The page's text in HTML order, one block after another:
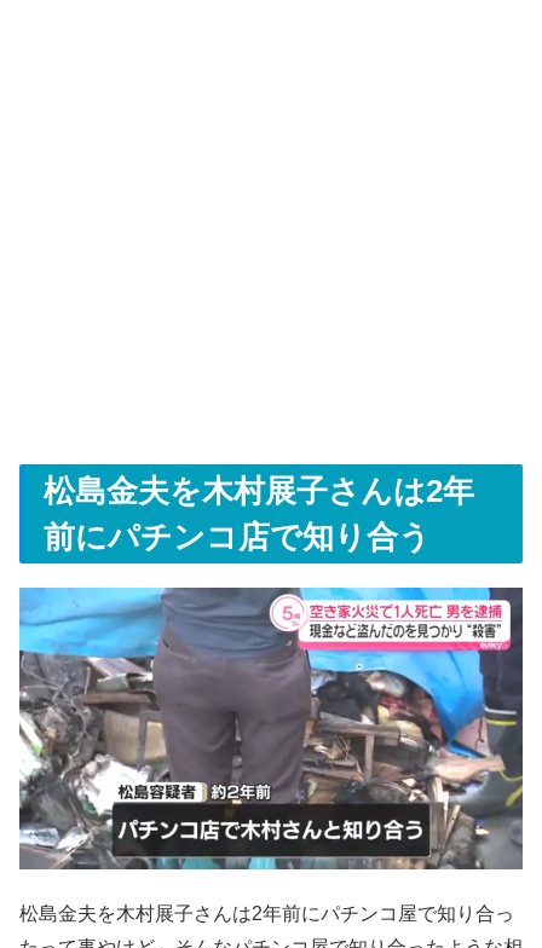
松島金夫を木村展子さんは2年
前にパチンコ店で知り合う
松島金夫を木村展子さんは2年前にパチンコ屋で知り合っ